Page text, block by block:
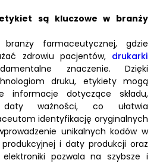
są kluczowe w branży
farmaceutycznej, gdzie
zdrowiu pacjentów, drukarki
znaczenie. Dzięki
druku, etykiety mogą
informacje dotyczące składu,
ważności, co ułatwia
identyfikację oryginalnych
unikalnych kodów w
i daty produkcji oraz
pozwala na szybsze i